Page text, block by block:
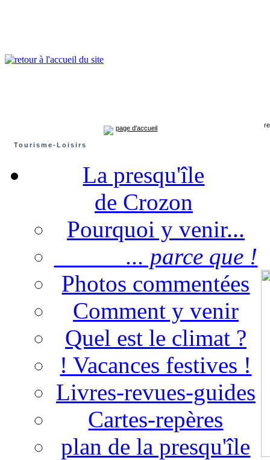
page d'accueil
Tourisme-Loisirs
La presqu'île
de Crozon
Pourquoi y venir...
... parce que !
Photos commentées
Comment y venir
Quel est le climat ?
! Vacances festives !
Livres-revues-guides
Cartes-repères
plan de la presqu'île